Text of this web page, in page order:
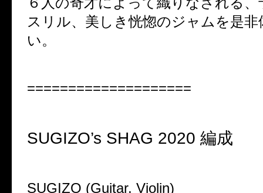
スリル、美しき恍惚のジャムを是
い。
====================
SUGIZO’s SHAG 2020 編成
SUGIZO (Guitar, Violin)